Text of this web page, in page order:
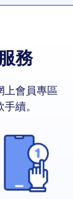
務
上會員專區
續。